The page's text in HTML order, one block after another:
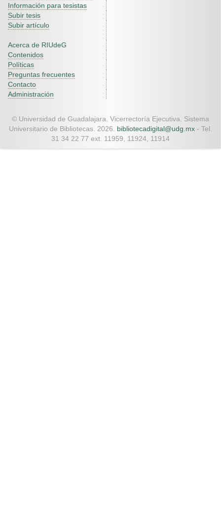
Información para tesistas
Subir tesis
Subir artículo
Acerca de RIUdeG
Contenidos
Políticas
Preguntas frecuentes
Contacto
Administración
© Universidad de Guadalajara. Vicerrectoría Ejecutiva. Sistema
Universitario de Bibliotecas. 2026. bibliotecadigital@udg.mx - Tel.
31 34 22 77 ext. 11959, 11924, 11914